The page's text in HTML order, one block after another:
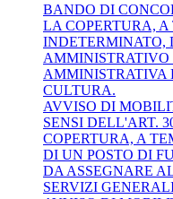
BANDO DI
LA COPERTURA, A
INDETERMINATO,
AMMINISTRATIVO
AMMINISTRATIVA
CULTURA.
AVVISO DI
SENSI DELL'ART.
COPERTURA, A
DI UN POSTO DI
DA ASSEGNARE
SERVIZI